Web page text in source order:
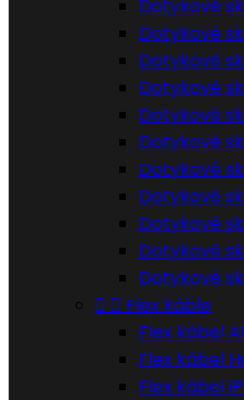
Dotykové
Dotykové
Dotykové
Dotykové
Dotykové
Dotykové
Dotykové
Dotykové
Dotykové
Dotykové
Dotykové
  Flex káble
Flex kábel
Flex kábel
Flex kábel